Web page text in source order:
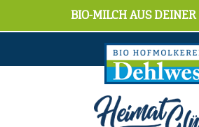
BIO-MILCH AUS DEINER